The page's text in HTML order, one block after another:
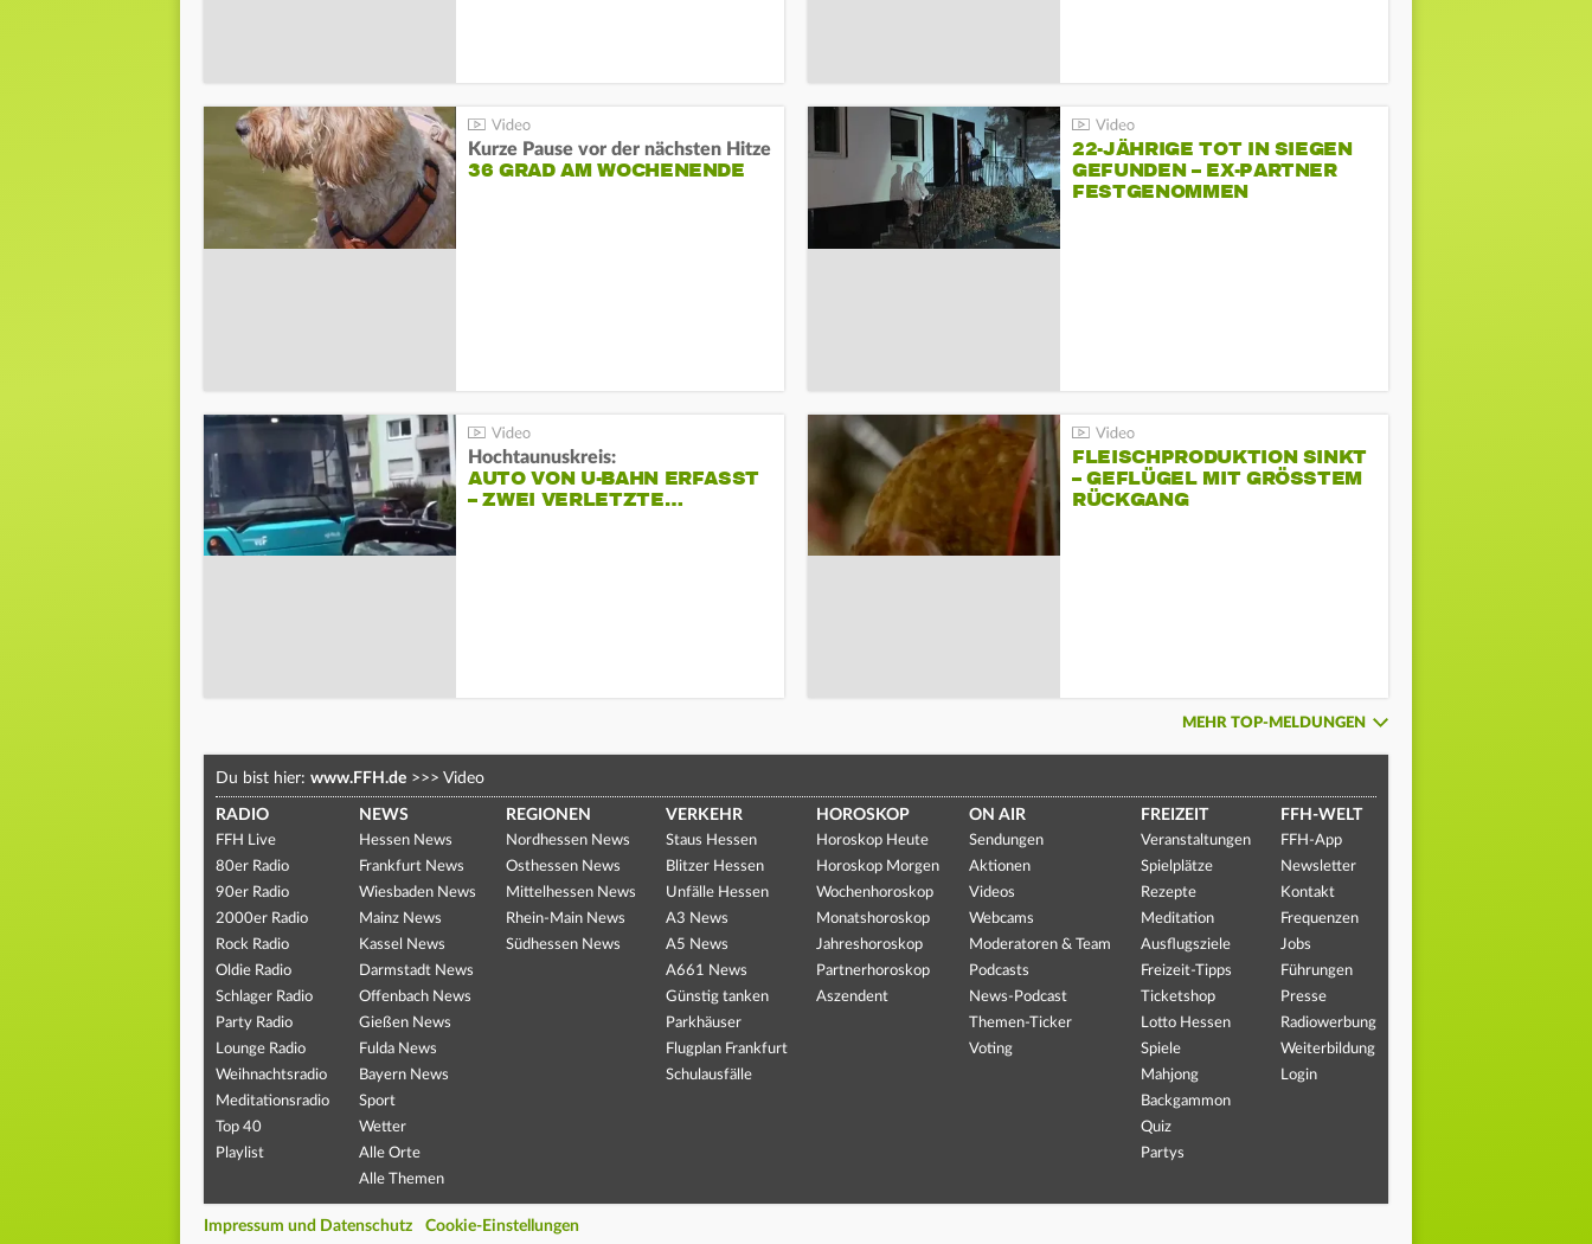
Kurze Pause vor der nächsten Hitze
36 GRAD AM WOCHENENDE
22-JÄHRIGE TOT IN SIEGEN
GEFUNDEN – EX-PARTNER
FESTGENOMMEN
Hochtaunuskreis:
AUTO VON U-BAHN ERFASST
– ZWEI VERLETZTE…
FLEISCHPRODUKTION SINKT
– GEFLÜGEL MIT GRÖSSTEM R
ÜCKGANG
MEHR TOP-MELDUNGEN
Du bist hier: www.FFH.de >>> Video
RADIO
FFH Live
80er Radio
90er Radio
2000er Radio
Rock Radio
Oldie Radio
Schlager Radio
Party Radio
Lounge Radio
Weihnachtsradio
Meditationsradio
Top 40
Playlist
NEWS
Hessen News
Frankfurt News
Wiesbaden News
Mainz News
Kassel News
Darmstadt News
Offenbach News
Gießen News
Fulda News
Bayern News
Sport
Wetter
Alle Orte
Alle Themen
REGIONEN
Nordhessen News
Osthessen News
Mittelhessen News
Rhein-Main News
Südhessen News
VERKEHR
Staus Hessen
Blitzer Hessen
Unfälle Hessen
A3 News
A5 News
A661 News
Günstig tanken
Parkhäuser
Flugplan Frankfurt
Schulausfälle
HOROSKOP
Horoskop Heute
Horoskop Morgen
Wochenhoroskop
Monatshoroskop
Jahreshoroskop
Partnerhoroskop
Aszendent
ON AIR
Sendungen
Aktionen
Videos
Webcams
Moderatoren & Team
Podcasts
News-Podcast
Themen-Ticker
Voting
FREIZEIT
Veranstaltungen
Spielplätze
Rezepte
Meditation
Ausflugsziele
Freizeit-Tipps
Ticketshop
Lotto Hessen
Spiele
Mahjong
Backgammon
Quiz
Partys
FFH-WELT
FFH-App
Newsletter
Kontakt
Frequenzen
Jobs
Führungen
Presse
Radiowerbung
Weiterbildung
Login
Impressum und Datenschutz Cookie-Einstellungen